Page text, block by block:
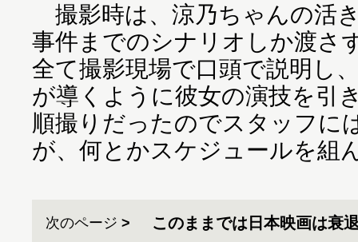
撮影時は、涼乃ちゃんの活
事件までのシナリオしか渡さ
全て撮影現場で口頭で説明し
が導くように彼女の演技を引
順撮りだったのでスタッフに
が、何とかスケジュールを組
次のページ このままでは日本映画は衰